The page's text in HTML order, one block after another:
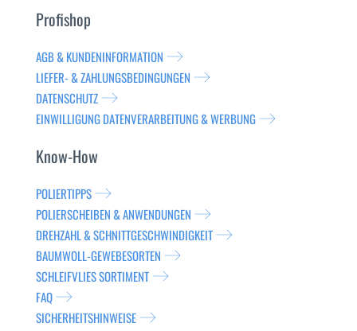
Profishop
AGB & KUNDENINFORMATION
LIEFER- & ZAHLUNGSBEDINGUNGEN
DATENSCHUTZ
EINWILLIGUNG DATENVERARBEITUNG & WERBUNG
Know-How
POLIERTIPPS
POLIERSCHEIBEN & ANWENDUNGEN
DREHZAHL & SCHNITTGESCHWINDIGKEIT
BAUMWOLL-GEWEBESORTEN
SCHLEIFVLIES SORTIMENT
FAQ
SICHERHEITSHINWEISE